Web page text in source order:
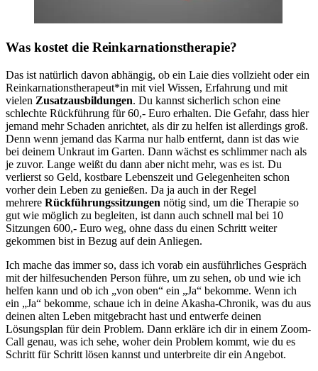
Was kostet die Reinkarnationstherapie?
Das ist natürlich davon abhängig, ob ein Laie dies vollzieht oder ein
Reinkarnationstherapeut*in mit viel Wissen, Erfahrung und mit
vielen Zusatzausbildungen. Du kannst sicherlich schon eine
schlechte Rückführung für 60,- Euro erhalten. Die Gefahr, dass hier
jemand mehr Schaden anrichtet, als dir zu helfen ist allerdings groß.
Denn wenn jemand das Karma nur halb entfernt, dann ist das wie
bei deinem Unkraut im Garten. Dann wächst es schlimmer nach als
je zuvor. Lange weißt du dann aber nicht mehr, was es ist. Du
verlierst so Geld, kostbare Lebenszeit und Gelegenheiten schon
vorher dein Leben zu genießen. Da ja auch in der Regel
mehrere Rückführungssitzungen nötig sind, um die Therapie so
gut wie möglich zu begleiten, ist dann auch schnell mal bei 10
Sitzungen 600,- Euro weg, ohne dass du einen Schritt weiter
gekommen bist in Bezug auf dein Anliegen.
Ich mache das immer so, dass ich vorab ein ausführliches Gespräch
mit der hilfesuchenden Person führe, um zu sehen, ob und wie ich
helfen kann und ob ich „von oben“ ein „Ja“ bekomme. Wenn ich
ein „Ja“ bekomme, schaue ich in deine Akasha-Chronik, was du aus
deinen alten Leben mitgebracht hast und entwerfe deinen
Lösungsplan für dein Problem. Dann erkläre ich dir in einem Zoom-
Call genau, was ich sehe, woher dein Problem kommt, wie du es
Schritt für Schritt lösen kannst und unterbreite dir ein Angebot.